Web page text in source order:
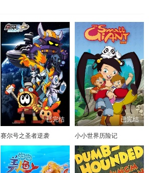
已完结
赛尔号之圣者逆袭
已完结
小小世界历险记